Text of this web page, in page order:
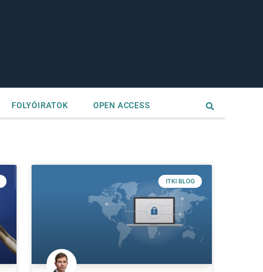
FOLYÓIRATOK OPEN ACCESS
ITKI BLOG